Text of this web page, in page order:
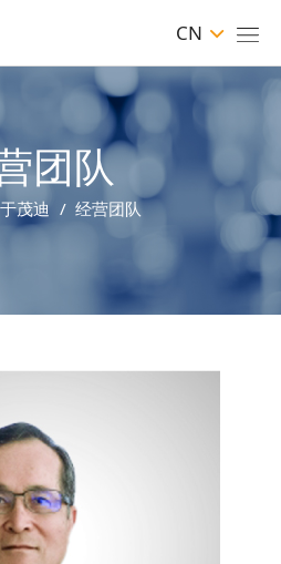
CN
团队
茂迪 经营团队